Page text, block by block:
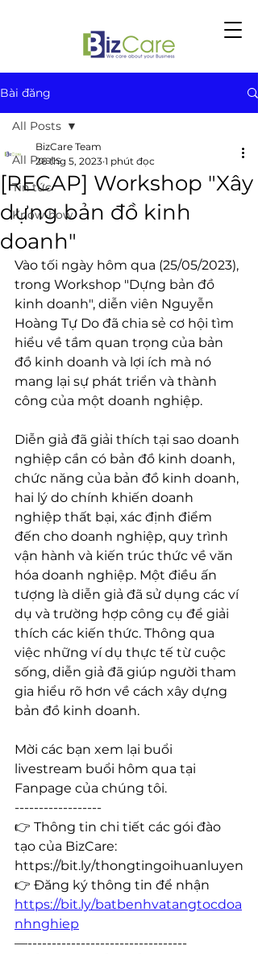
Bài đăng
All Posts
Tin tức
Know-how
All Posts
[RECAP] Workshop "Xây
dựng bản đồ kinh
doanh"
BizCare Team
26 thg 5, 2023 1 phút đọc
Vào tối ngày hôm qua (25/05/2023),
trong Workshop "Dựng bản đồ
kinh doanh", diễn viên Nguyễn
Hoàng Tự Do đã chia sẻ cơ hội tìm
hiểu về tầm quan trọng của bản
đồ kinh doanh và lợi ích mà nó
mang lại sự phát triển và thành
công của một doanh nghiệp.
Diễn giả đã giải thích tại sao doanh
nghiệp cần có bản đồ kinh doanh,
chức năng của bản đồ kinh doanh,
hai lý do chính khiến doanh
nghiệp thất bại, xác định điểm
đến cho doanh nghiệp, quy trình
vận hành và kiến ​​​​trúc thức về văn
hóa doanh nghiệp. Một điều ấn
tượng là diễn giả đã sử dụng các ví
dụ và trường hợp công cụ để giải
thích các kiến ​​thức. Thông qua
việc những ví dụ thực tế từ cuộc
sống, diễn giả đã giúp người tham
gia hiểu rõ hơn về cách xây dựng
bản đồ kinh doanh.
Mời các bạn xem lại buổi
livestream buổi hôm qua tại
Fanpage của chúng tôi.
------------------
👉 Thông tin chi tiết các gói đào
tạo của BizCare:
https://bit.ly/thongtingoihuanluyen
👉 Đăng ký thông tin để nhận
https://bit.ly/batbenhvatangtocdoa
nhnghiep
—---------------------------------